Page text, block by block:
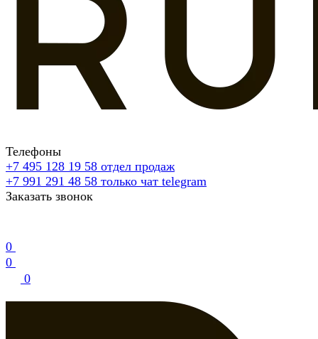
Телефоны
+7 495 128 19 58 отдел продаж
+7 991 291 48 58 только чат telegram
Заказать звонок
0
0
0